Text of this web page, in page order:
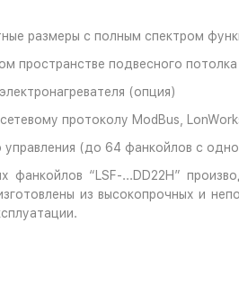
размеры с полным спектром
пространстве подвесного потолка
(опция)
протоколу ModBus,
(до 64 фанкойлов с
фанкойлов “LSF-...DD22H”
из высокопрочных и